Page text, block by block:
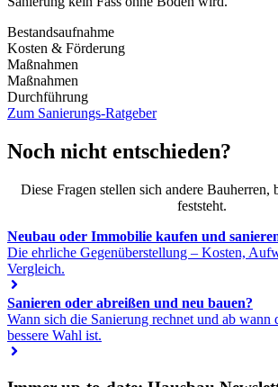
Bestandsaufnahme
Kosten & Förderung
Maßnahmen
Maßnahmen
Durchführung
Zum Sanierungs-Ratgeber
Noch nicht entschieden?
Diese Fragen stellen sich andere Bauherren,
feststeht.
Neubau oder Immobilie kaufen und
Die ehrliche Gegenüberstellung – Kosten,
Vergleich.
Sanieren oder abreißen und neu bauen?
Wann sich die Sanierung rechnet und ab wann
bessere Wahl ist.